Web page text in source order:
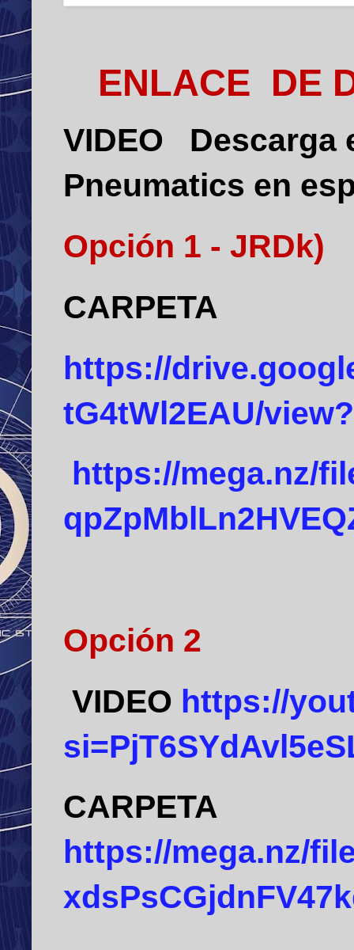
ENLACE DE
VIDEO
Descarga
Pneumatics en
Opción 1 - JRDk)
CARPETA
https://
tG4tWl2EAU/
https://mega.nz/
Opción 2
VIDEO https://
CARPETA
https://mega.nz/